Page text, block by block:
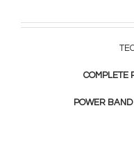
COMPLETE
POWER